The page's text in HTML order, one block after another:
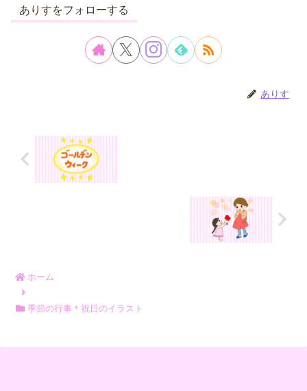
ありすをフォローする
ありす
ホーム
季節の行事＊祝日のイラスト